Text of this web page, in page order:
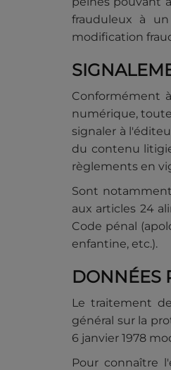
frauduleux à
modification
Conformément
numérique,
signaler à
du contenu
règlements en
Sont
aux articles 24
Code pénal
enfantine, etc.).
DONNÉES
Le traitement
général sur la
6 janvier 1978
Pour connaître